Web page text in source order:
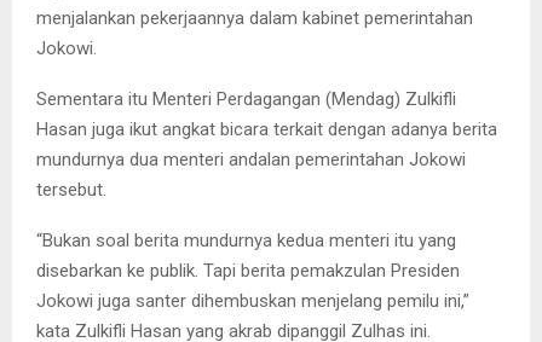
menjalankan pekerjaannya dalam kabinet pemerintahan
Jokowi.
Sementara itu Menteri Perdagangan (Mendag) Zulkifli
Hasan juga ikut angkat bicara terkait dengan adanya berita
mundurnya dua menteri andalan pemerintahan Jokowi
tersebut.
“Bukan soal berita mundurnya kedua menteri itu yang
disebarkan ke publik. Tapi berita pemakzulan Presiden
Jokowi juga santer dihembuskan menjelang pemilu ini,”
kata Zulkifli Hasan yang akrab dipanggil Zulhas ini.